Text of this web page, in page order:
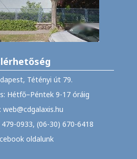
Tétényi út 79.
Hétfő–Péntek 9-17 óráig
web@cdgalaxis.hu
0933, (06-30) 670-6418
oldalunk